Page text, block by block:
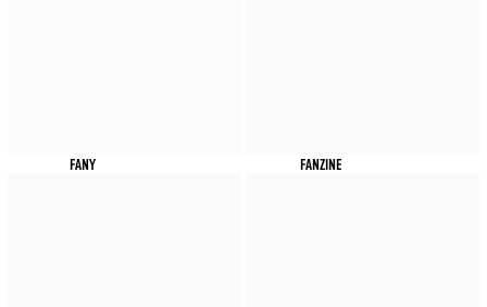
FANY FANZINE